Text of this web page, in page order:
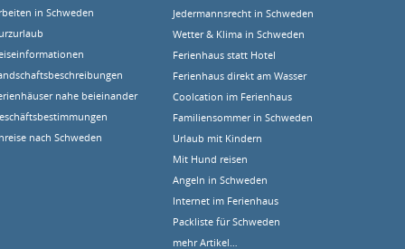
in Schweden
nahe beieinander
nach Schweden
Jedermannsrecht in Schweden
Wetter & Klima in Schweden
Ferienhaus statt Hotel
Ferienhaus direkt am Wasser
Coolcation im Ferienhaus
Familiensommer in Schweden
Urlaub mit Kindern
Mit Hund reisen
Angeln in Schweden
Internet im Ferienhaus
Packliste für Schweden
mehr Artikel…